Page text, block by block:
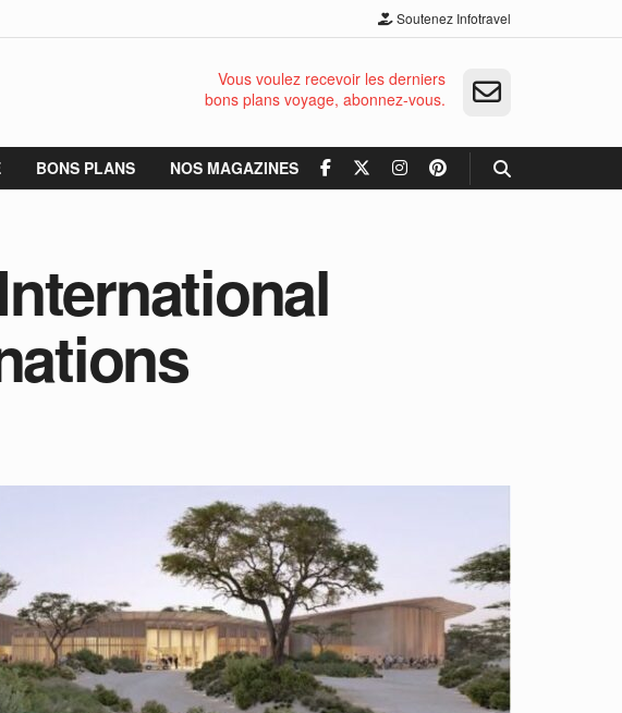
Soutenez Infotravel
Vous voulez recevoir les derniers
bons plans voyage, abonnez-vous.
BONS PLANS NOS MAGAZINES